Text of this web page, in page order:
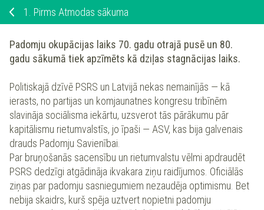
1. Pirms Atmodas sākuma
Padomju okupācijas laiks 70. gadu otrajā pusē un 80.
gadu sākumā tiek apzīmēts kā dziļas stagnācijas laiks.
Politiskajā dzīvē PSRS un Latvijā nekas nemainījās — kā
ierasts, no partijas un komjaunatnes kongresu tribīnēm
slavināja sociālisma iekārtu, uzsverot tās pārākumu pār
kapitālismu rietumvalstīs, jo īpaši — ASV, kas bija galvenais
drauds Padomju Savienībai.
Par bruņošanās sacensību un rietumvalstu vēlmi apdraudēt
PSRS dedzīgi atgādināja ikvakara ziņu raidījumos. Oficiālās
ziņas par padomju sasniegumiem nezaudēja optimismu. Bet
nebija skaidrs, kurš spēja uztvert nopietni padomju